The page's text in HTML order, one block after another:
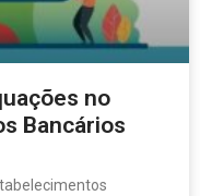
no
Bancários